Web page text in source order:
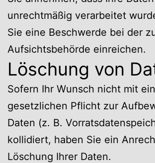
unrechtmäßig verarbeitet
Sie eine Beschwerde bei der
Aufsichtsbehörde einreichen.
Löschung von
Sofern Ihr Wunsch nicht mit
gesetzlichen Pflicht zur
Daten (z. B.
kollidiert, haben Sie ein
Löschung Ihrer Daten.